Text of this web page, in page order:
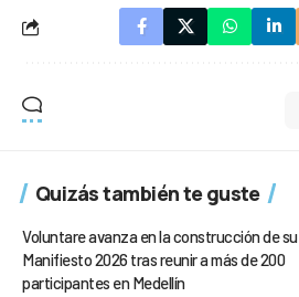
Quizás también te guste
Voluntare avanza en la construcción de su
Manifiesto 2026 tras reunir a más de 200
participantes en Medellín